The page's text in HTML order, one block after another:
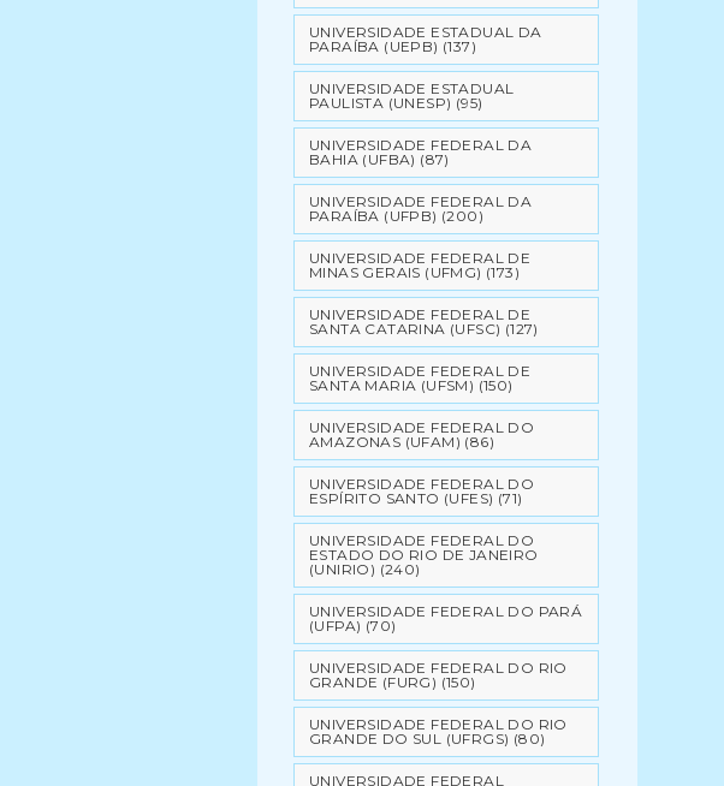
UNIVERSIDADE ESTADUAL DA
PARAÍBA (UEPB) (137)
UNIVERSIDADE ESTADUAL
PAULISTA (UNESP) (95)
UNIVERSIDADE FEDERAL DA
BAHIA (UFBA) (87)
UNIVERSIDADE FEDERAL DA
PARAÍBA (UFPB) (200)
UNIVERSIDADE FEDERAL DE
MINAS GERAIS (UFMG) (173)
UNIVERSIDADE FEDERAL DE
SANTA CATARINA (UFSC) (127)
UNIVERSIDADE FEDERAL DE
SANTA MARIA (UFSM) (150)
UNIVERSIDADE FEDERAL DO
AMAZONAS (UFAM) (86)
UNIVERSIDADE FEDERAL DO
ESPÍRITO SANTO (UFES) (71)
UNIVERSIDADE FEDERAL DO
ESTADO DO RIO DE JANEIRO
(UNIRIO) (240)
UNIVERSIDADE FEDERAL DO PARÁ
(UFPA) (70)
UNIVERSIDADE FEDERAL DO RIO
GRANDE (FURG) (150)
UNIVERSIDADE FEDERAL DO RIO
GRANDE DO SUL (UFRGS) (80)
UNIVERSIDADE FEDERAL